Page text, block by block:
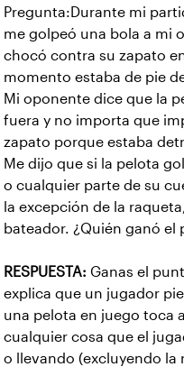
Pregunta:Durante mi
me golpeó una bola a mi
chocó contra su zapato
momento estaba de pie
Mi oponente dice que la
fuera y no importa que
zapato porque estaba
Me dijo que si la pelota
o cualquier parte de su
la excepción de la
bateador. ¿Quién ganó el
RESPUESTA: Ganas el
explica que un jugador
una pelota en juego toca
cualquier cosa que el
o llevando (excluyendo la